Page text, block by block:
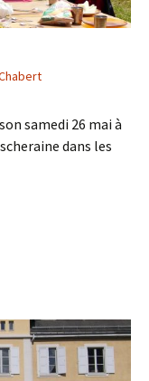
samedi 26 mai à
dans les
club